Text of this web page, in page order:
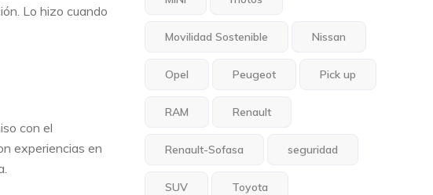
Lo hizo cuando
con el
experiencias en
Movilidad Sostenible Nissan
Opel Peugeot Pick up
RAM Renault
Renault-Sofasa seguridad
SUV Toyota